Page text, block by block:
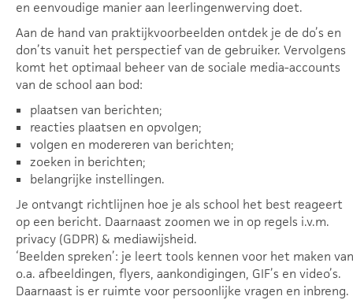
en eenvoudige manier aan leerlingenwerving doet.
Aan de hand van praktijkvoorbeelden ontdek je de do’s en
don’ts vanuit het perspectief van de gebruiker. Vervolgens
komt het optimaal beheer van de sociale media-accounts
van de school aan bod:
plaatsen van berichten;
reacties plaatsen en opvolgen;
volgen en modereren van berichten;
zoeken in berichten;
belangrijke instellingen.
Je ontvangt richtlijnen hoe je als school het best reageert
op een bericht. Daarnaast zoomen we in op regels i.v.m.
privacy (GDPR) & mediawijsheid.
‘Beelden spreken’: je leert tools kennen voor het maken van
o.a. afbeeldingen, flyers, aankondigingen, GIF’s en video’s.
Daarnaast is er ruimte voor persoonlijke vragen en inbreng.